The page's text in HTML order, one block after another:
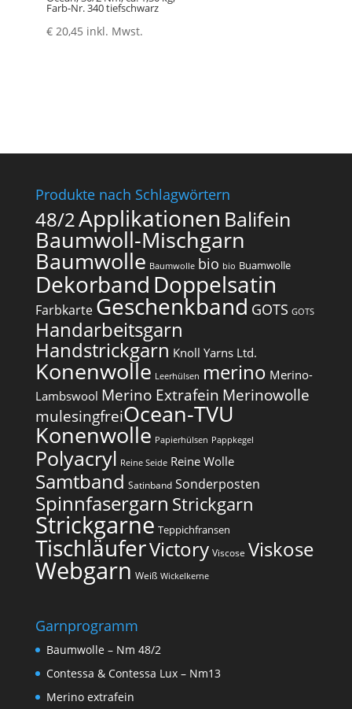
Farb-Nr. 340 tiefschwarz
€20,45 inkl. Mwst.
Produkte nach Schlagwörtern
48/2Applikationen Balifein
Baumwoll-Mischgarn
Baumwolle Baumwolle bio bio Buamwolle
Dekorband Doppelsatin
Farbkarte Geschenkband GOTS GOTS
Handarbeitsgarn
Handstrickgarn Knoll Yarns Ltd.
Konenwolle Leerhülsen merino Merino-
Lambswool Merino Extrafein Merinowolle
mulesingfrei​Ocean-TVU
Konenwolle Papierhülsen Pappkegel
Polyacryl Reine Seide Reine Wolle
Samtband Satinband Sonderposten
Spinnfasergarn Strickgarn
Strickgarne Teppichfransen
TischläuferVictory Viscose Viskose
Webgarn Weiß Wickelkerne
Garnprogramm
Baumwolle – Nm 48/2
Contessa & Contessa Lux – Nm13
Merino extrafein